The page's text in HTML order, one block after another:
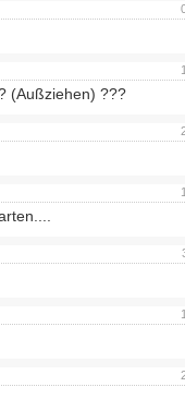
(Außziehen) ???